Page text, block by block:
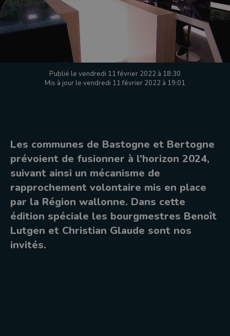
Publié le vendredi 11 février 2022 à 18:30
Mis à jour le vendredi 11 février 2022 à 19:01
Les communes de Bastogne et Bertogne
prévoient de fusionner à l'horizon 2024,
suivant ainsi un mécanisme de
rapprochement volontaire mis en place
par la Région wallonne. Dans cette
édition spéciale les bourgmestres Benoît
Lutgen et Christian Glaude sont nos
invités.